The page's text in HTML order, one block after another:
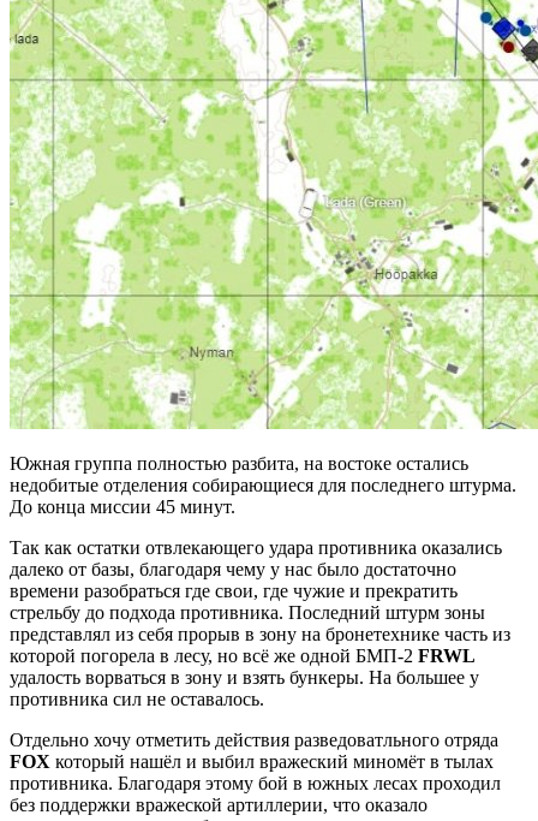
Южная группа полностью разбита, на востоке остались
недобитые отделения собирающиеся для последнего штурма.
До конца миссии 45 минут.
Так как остатки отвлекающего удара противника оказались
далеко от базы, благодаря чему у нас было достаточно
времени разобраться где свои, где чужие и прекратить
стрельбу до подхода противника. Последний штурм зоны
представлял из себя прорыв в зону на бронетехнике часть из
которой погорела в лесу, но всё же одной БМП-2 FRWL
удалость ворваться в зону и взять бункеры. На большее у
противника сил не оставалось.
Отдельно хочу отметить действия разведоватльного отряда
FOX который нашёл и выбил вражеский миномёт в тылах
противника. Благодаря этому бой в южных лесах проходил
без поддержки вражеской артиллерии, что оказало